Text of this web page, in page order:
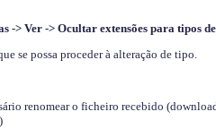
-> Ver -> Ocultar extensões para tipos
se possa proceder à alteração de tipo.
renomear o ficheiro recebido